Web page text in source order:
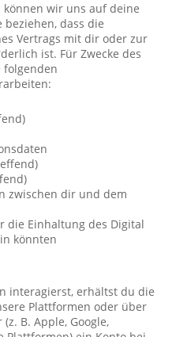
wir uns auf deine
dass die
Vertrags mit dir oder zur
ist. Für Zwecke des
folgenden
zwischen dir und dem
die Einhaltung des Digital
könnten
interagierst, erhältst du die
Plattformen oder über
B. Apple, Google,